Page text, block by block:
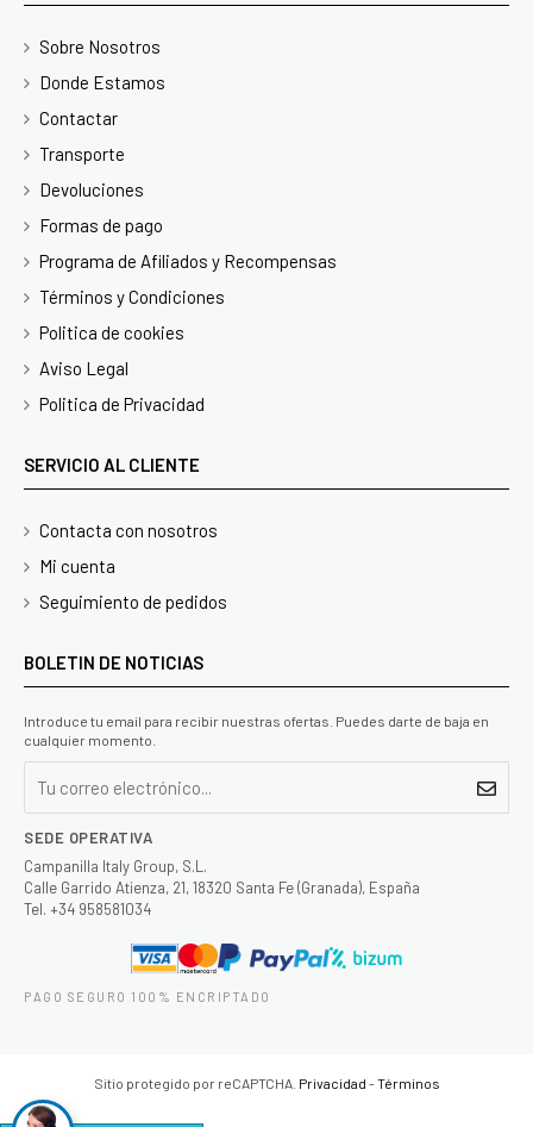
Sobre Nosotros
Donde Estamos
Contactar
Transporte
Devoluciones
Formas de pago
Programa de Afiliados y Recompensas
Términos y Condiciones
Politica de cookies
Aviso Legal
Politica de Privacidad
SERVICIO AL CLIENTE
Contacta con nosotros
Mi cuenta
Seguimiento de pedidos
BOLETIN DE NOTICIAS
Introduce tu email para recibir nuestras ofertas. Puedes darte de baja en
cualquier momento.
SEDE OPERATIVA
Campanilla Italy Group, S.L.
Calle Garrido Atienza, 21, 18320 Santa Fe (Granada), España
Tel. +34 958581034
PAGO SEGURO 100% ENCRIPTADO
Sitio protegido por reCAPTCHA. Privacidad -Términos